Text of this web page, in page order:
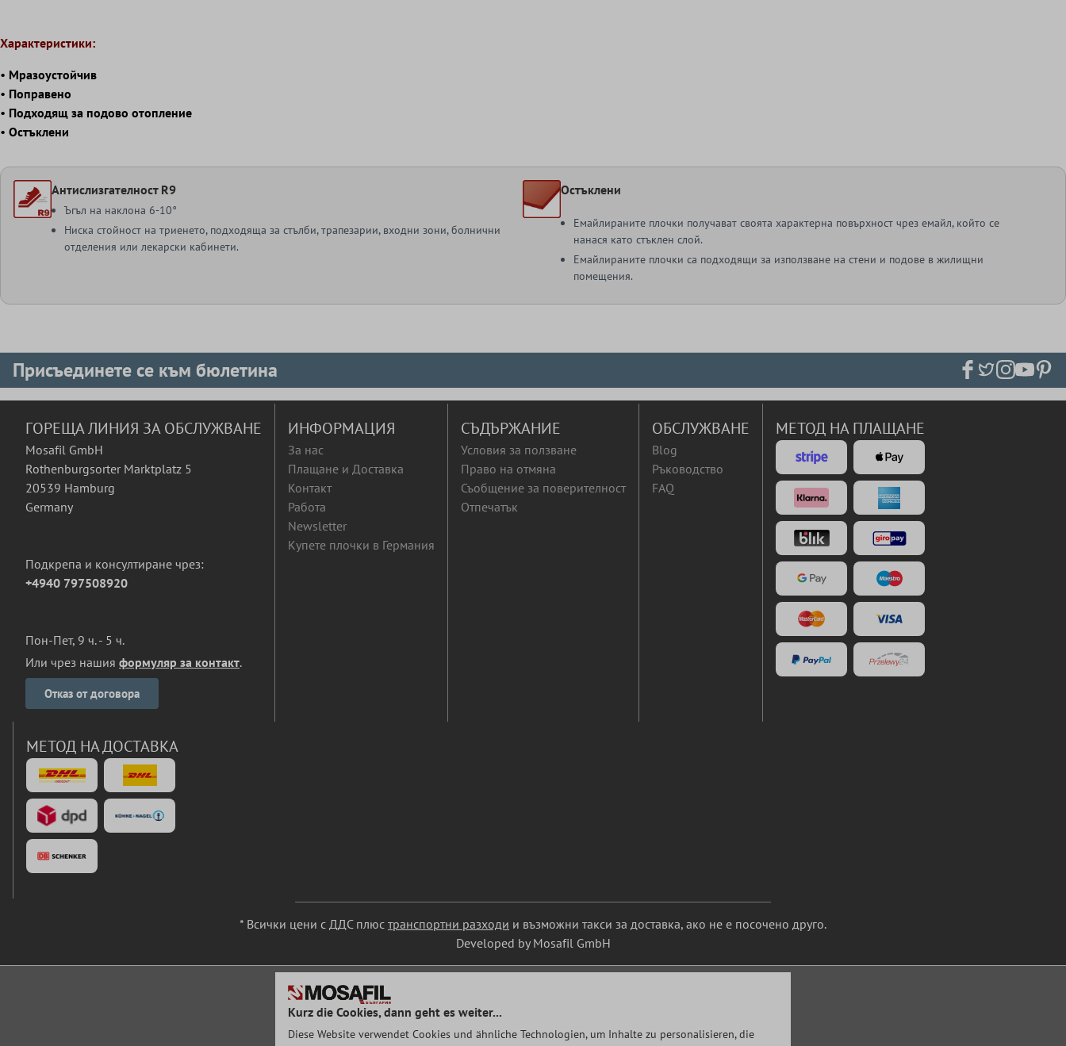
Характеристики:
• Мразоустойчив
• Поправено
• Подходящ за подово отопление
• Остъклени
Антислизгателност R9
Ъгъл на наклона 6-10°
Ниска стойност на триенето, подходяща за стълби, трапезарии, входни зони, болнични
отделения или лекарски кабинети.
Остъклени
Емайлираните плочки получават своята характерна повърхност чрез емайл, който се
нанася като стъклен слой.
Емайлираните плочки са подходящи за използване на стени и подове в жилищни
помещения.
Присъединете се към бюлетина
ГОРЕЩА ЛИНИЯ ЗА ОБСЛУЖВАНЕ
Mosafil GmbH
Rothenburgsorter Marktplatz 5
20539 Hamburg
Germany
Подкрепа и консултиране чрез:
+4940 797508920
Пон-Пет, 9 ч. - 5 ч.
Или чрез нашия формуляр за контакт.
Отказ от договора
ИНФОРМАЦИЯ
За нас
Плащане и Доставка
Контакт
Работа
Newsletter
Купете плочки в Германия
СЪДЪРЖАНИЕ
Условия за ползване
Право на отмяна
Съобщение за поверителност
Отпечатък
ОБСЛУЖВАНЕ
Blog
Ръководство
FAQ
МЕТОД НА ПЛАЩАНЕ
МЕТОД НА ДОСТАВКА
* Всички цени с ДДС плюс транспортни разходи и възможни такси за доставка, ако не е посочено друго.
Developed by Mosafil GmbH
Kurz die Cookies, dann geht es weiter...
Diese Website verwendet Cookies und ähnliche Technologien, um Inhalte zu personalisieren, die